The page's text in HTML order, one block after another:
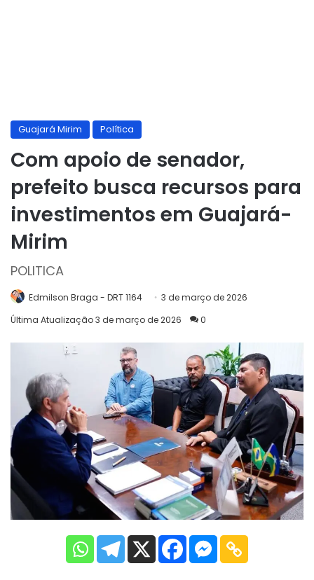
Guajará Mirim Política
Com apoio de senador,
prefeito busca recursos para
investimentos em Guajará-
Mirim
POLITICA
Edmilson Braga - DRT 1164
3 de março de 2026
Última Atualização 3 de março de 2026
0